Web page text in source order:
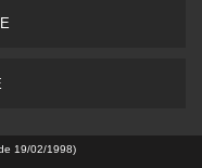
19/02/1998)